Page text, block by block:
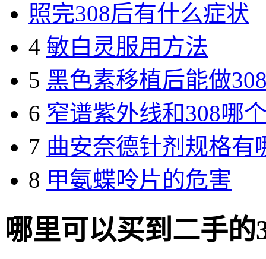
照完308后有什么症状
4 敏白灵服用方法
5 黑色素移植后能做
6 窄谱紫外线和308哪
7 曲安奈德针剂规格有
8 甲氨蝶呤片的危害
哪里可以买到二手的